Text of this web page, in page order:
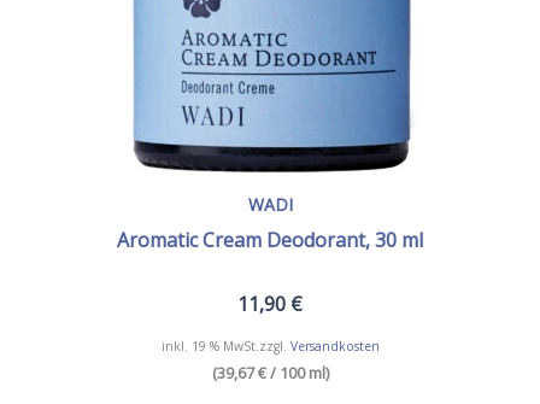
WADI
Aromatic Cream Deodorant, 30 ml
11,90 €
inkl. 19 % MwSt. zzgl. Versandkosten
(39,67 € / 100 ml)